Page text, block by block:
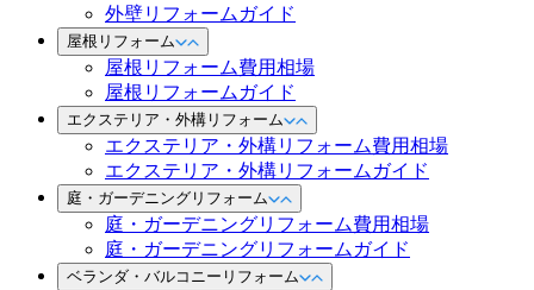
外壁リフォームガイド
屋根リフォーム
屋根リフォーム費用相場
屋根リフォームガイド
エクステリア・外構リフォーム
エクステリア・外構リフォーム費用相場
エクステリア・外構リフォームガイド
庭・ガーデニングリフォーム
庭・ガーデニングリフォーム費用相場
庭・ガーデニングリフォームガイド
ベランダ・バルコニーリフォーム